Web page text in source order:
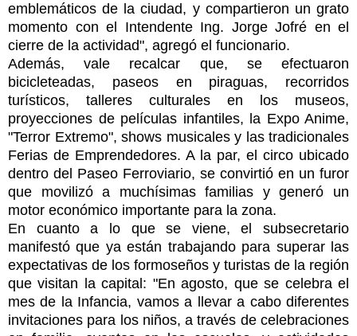
emblemáticos de la ciudad, y compartieron un grato
momento con el Intendente Ing. Jorge Jofré en el
cierre de la actividad", agregó el funcionario.
Además, vale recalcar que, se efectuaron
bicicleteadas, paseos en piraguas, recorridos
turísticos, talleres culturales en los museos,
proyecciones de películas infantiles, la Expo Anime,
"Terror Extremo", shows musicales y las tradicionales
Ferias de Emprendedores. A la par, el circo ubicado
dentro del Paseo Ferroviario, se convirtió en un furor
que movilizó a muchísimas familias y generó un
motor económico importante para la zona.
En cuanto a lo que se viene, el subsecretario
manifestó que ya están trabajando para superar las
expectativas de los formoseños y turistas de la región
que visitan la capital: "En agosto, que se celebra el
mes de la Infancia, vamos a llevar a cabo diferentes
invitaciones para los niños, a través de celebraciones